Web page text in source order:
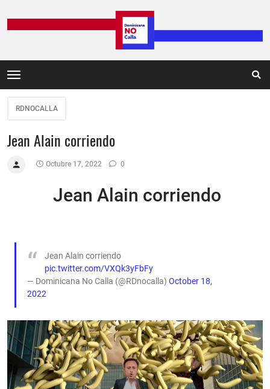
RDNOCALLA
Jean Alain corriendo
Octubre 17, 2022 0
Jean Alain corriendo
Jean Alain corriendo
pic.twitter.com/VXQk3yFbFy
— Dominicana No Calla (@RDnocalla) October 18,
2022